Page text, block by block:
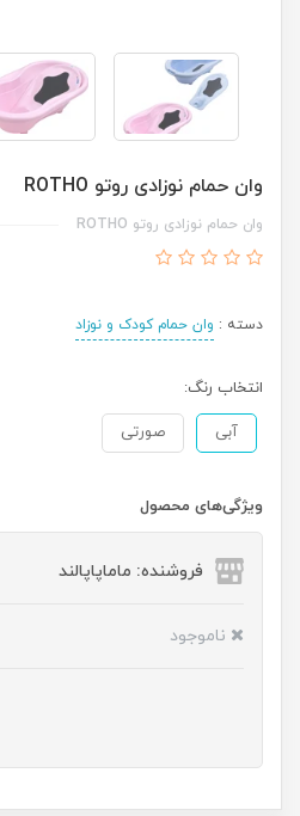
وان حمام نوزادی روتو ROTHO
وان حمام نوزادی روتو ROTHO
دسته : وان حمام کودک و نوزاد
انتخاب رنگ:
آبی صورتی
ویژگی‌های محصول
فروشنده: ماماپاپالند
ناموجود